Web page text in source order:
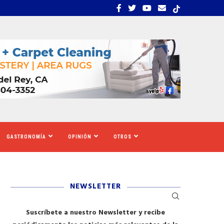
ESTRÉS, INCERTIDUMBRE Y MIEDO... CALIFORNIA SE
GASTRONOMÍA OPINIÓN OTROS
NEWSLETTER
Suscríbete a nuestro Newsletter y recibe